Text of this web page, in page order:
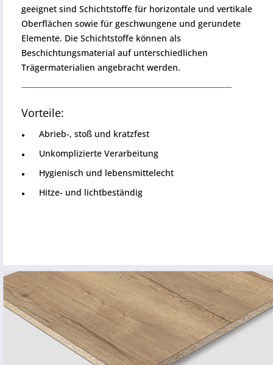
geeignet sind Schichtstoffe für horizontale und vertikale
Oberflächen sowie für geschwungene und gerundete
Elemente. Die Schichtstoffe können als
Beschichtungsmaterial auf unterschiedlichen
Trägermaterialien angebracht werden.
Vorteile:
Abrieb-, stoß und kratzfest
Unkomplizierte Verarbeitung
Hygienisch und lebensmittelecht
Hitze- und lichtbeständig